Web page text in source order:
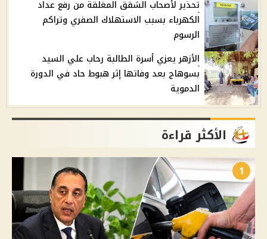
تحذير لأصحاب الشقق المغلقة من رفع عداد
الكهرباء بسبب الاستهلاك الصفري وتراكم
الرسوم
الأزهر يعزي أسرة الطالبة رحاب علي السيد
بسوهاج بعد وفاتها إثر هبوط حاد في الدورة
الدموية
الأكثر قراءة
1